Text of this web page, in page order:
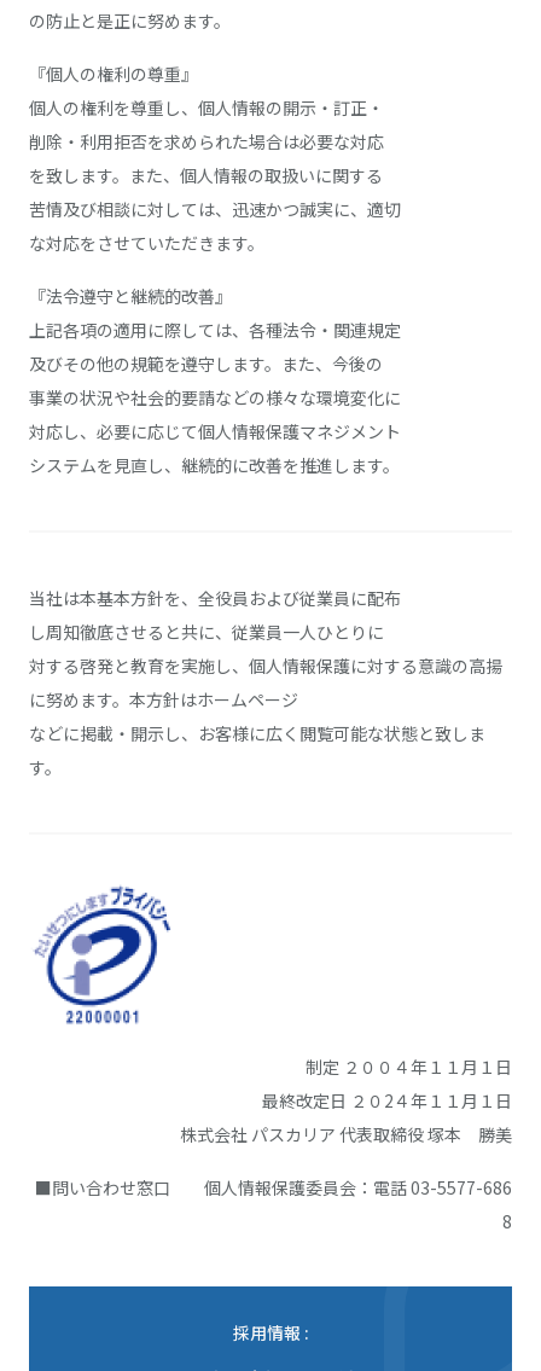
の防止と是正に努めます。
『個人の権利の尊重』
個人の権利を尊重し、個人情報の開示・訂正・
削除・利用拒否を求められた場合は必要な対応
を致します。また、個人情報の取扱いに関する
苦情及び相談に対しては、迅速かつ誠実に、適切
な対応をさせていただきます。
『法令遵守と継続的改善』
上記各項の適用に際しては、各種法令・関連規定
及びその他の規範を遵守します。また、今後の
事業の状況や社会的要請などの様々な環境変化に
対応し、必要に応じて個人情報保護マネジメント
システムを見直し、継続的に改善を推進します。
当社は本基本方針を、全役員および従業員に配布
し周知徹底させると共に、従業員一人ひとりに
対する啓発と教育を実施し、個人情報保護に対する意識の高揚
に努めます。本方針はホームページ
などに掲載・開示し、お客様に広く閲覧可能な状態と致しま
す。
制定 ２００４年１１月１日
最終改定日 ２０2４年１１月１日
株式会社 パスカリア 代表取締役 塚本 勝美
■問い合わせ窓口 個人情報保護委員会：電話 03-5577-686
8
採用情報 :